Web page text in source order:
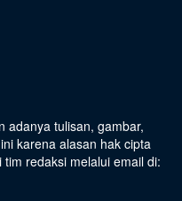
adanya tulisan, gambar,
karena alasan hak cipta
redaksi melalui email di: